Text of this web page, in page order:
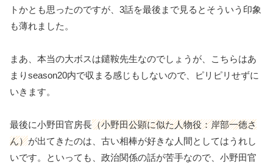
トかとも思ったのですが、3話を最後まで見るとそういう印象
も薄れました。
まあ、本当の大ボスは鑓鞍先生なのでしょうが、こちらはあ
まりseason20内で収まる感じもしないので、ピリピリせずに
いきます。
最後に小野田官房長（小野田公顕に似た人物役：岸部一徳さ
ん）が出てきたのは、古い相棒が好きな人間としてはうれし
いです。といっても、政治関係の話が苦手なので、小野田官